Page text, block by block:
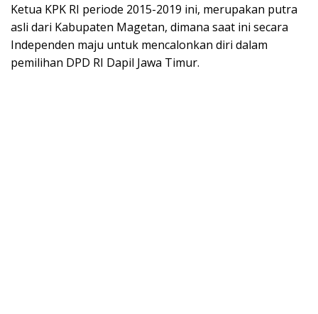
Ketua KPK RI periode 2015-2019 ini, merupakan putra
asli dari Kabupaten Magetan, dimana saat ini secara
Independen maju untuk mencalonkan diri dalam
pemilihan DPD RI Dapil Jawa Timur.